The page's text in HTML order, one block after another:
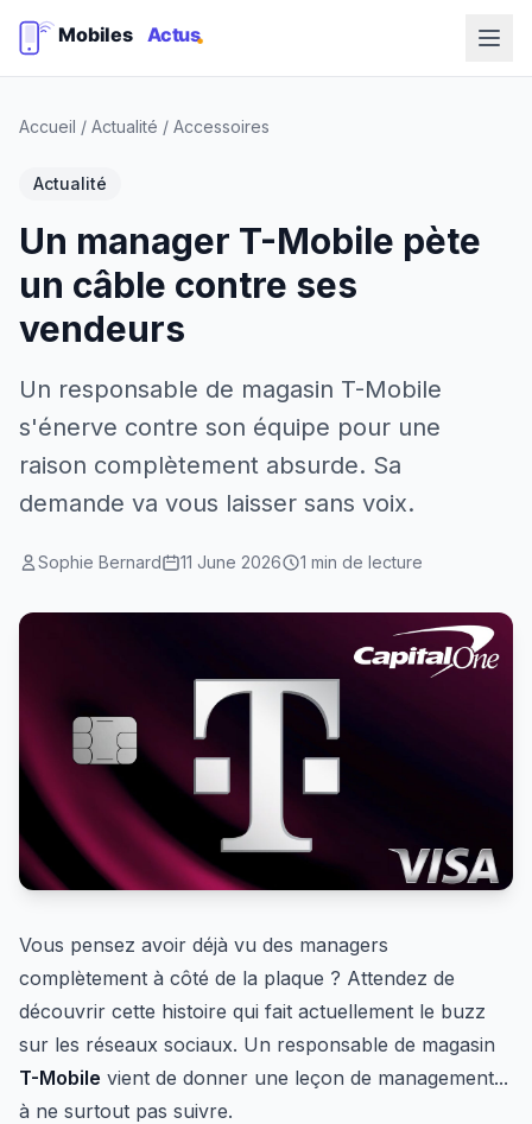
Accueil / Actualité / Accessoires
Actualité
Un manager T-Mobile pète
un câble contre ses
vendeurs
Un responsable de magasin T-Mobile
s'énerve contre son équipe pour une
raison complètement absurde. Sa
demande va vous laisser sans voix.
Sophie Bernard 11 June 2026 1 min de lecture
Vous pensez avoir déjà vu des managers
complètement à côté de la plaque ? Attendez de
découvrir cette histoire qui fait actuellement le buzz
sur les réseaux sociaux. Un responsable de magasin
T-Mobile vient de donner une leçon de management...
à ne surtout pas suivre.